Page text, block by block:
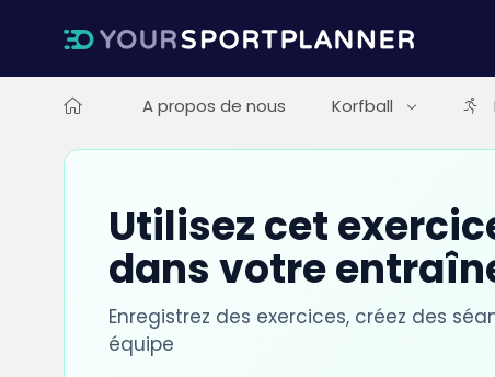
A propos de nous Korfball
Utilisez cet
dans votre
Enregistrez des exercices, créez des
équipe